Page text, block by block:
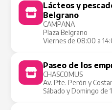
Lácteos y
Belgrano
CAMPANA
Plaza Belgrano
Viernes de 08:00 a
Paseo de los
CHASCOMUS
Av. Pte. Perón y
Sábado y Domingo de